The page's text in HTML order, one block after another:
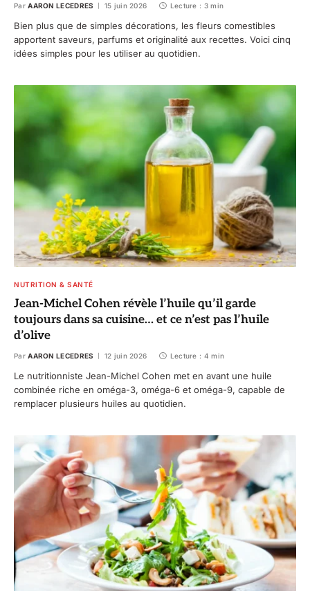
Par AARON LECEDRES 15 juin 2026 Lecture : 3 min
Bien plus que de simples décorations, les fleurs comestibles
apportent saveurs, parfums et originalité aux recettes. Voici cinq
idées simples pour les utiliser au quotidien.
NUTRITION & SANTÉ
Jean-Michel Cohen révèle l’huile qu’il garde
toujours dans sa cuisine… et ce n’est pas l’huile
d’olive
Par AARON LECEDRES 12 juin 2026 Lecture : 4 min
Le nutritionniste Jean-Michel Cohen met en avant une huile
combinée riche en oméga-3, oméga-6 et oméga-9, capable de
remplacer plusieurs huiles au quotidien.